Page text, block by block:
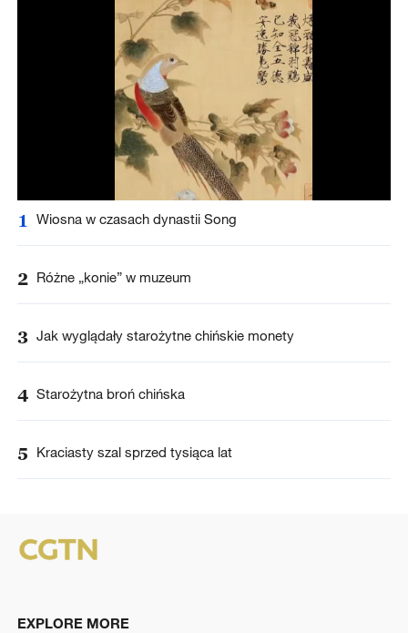
1 Wiosna w czasach dynastii Song
2 Różne „konie” w muzeum
3 Jak wyglądały starożytne chińskie monety
4 Starożytna broń chińska
5 Kraciasty szal sprzed tysiąca lat
EXPLORE MORE